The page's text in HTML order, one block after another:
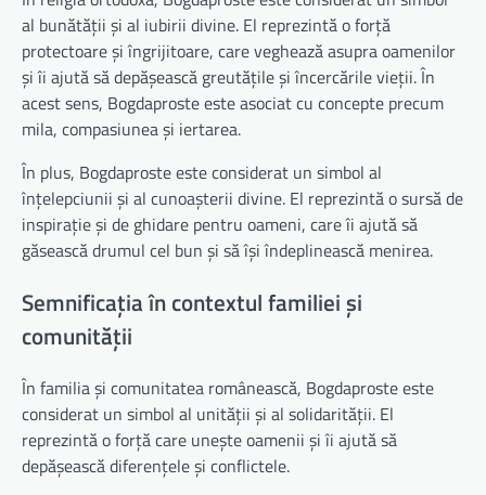
al bunătății și al iubirii divine. El reprezintă o forță
protectoare și îngrijitoare, care veghează asupra oamenilor
și îi ajută să depășească greutățile și încercările vieții. În
acest sens, Bogdaproste este asociat cu concepte precum
mila, compasiunea și iertarea.
În plus, Bogdaproste este considerat un simbol al
înțelepciunii și al cunoașterii divine. El reprezintă o sursă de
inspirație și de ghidare pentru oameni, care îi ajută să
găsească drumul cel bun și să își îndeplinească menirea.
Semnificația în contextul familiei și
comunității
În familia și comunitatea românească, Bogdaproste este
considerat un simbol al unității și al solidarității. El
reprezintă o forță care unește oamenii și îi ajută să
depășească diferențele și conflictele.